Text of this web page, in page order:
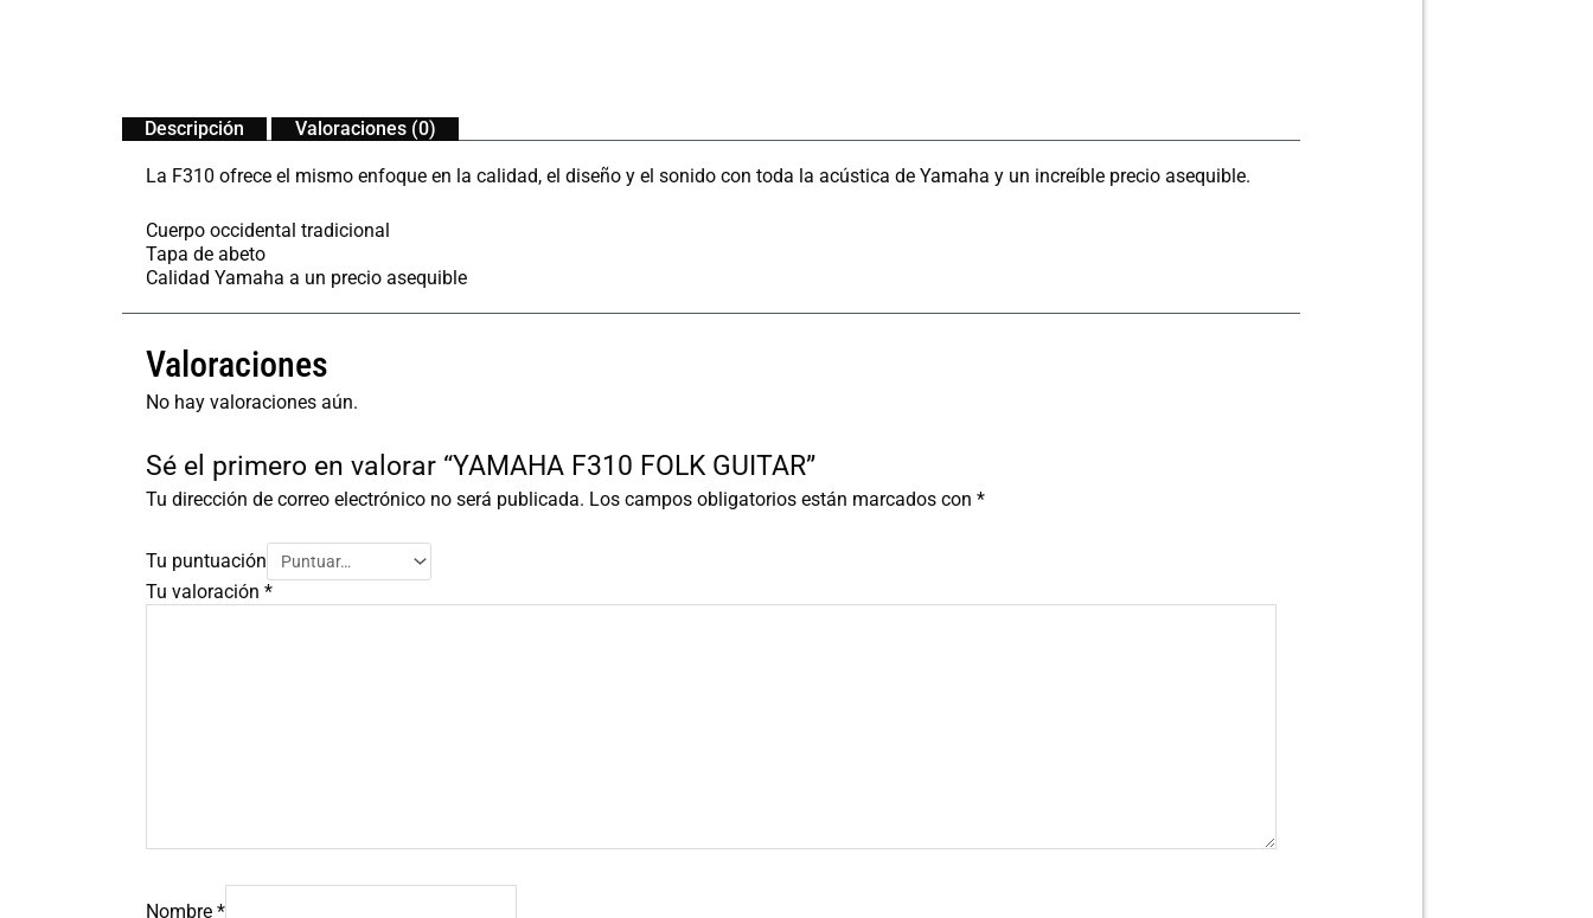
Descripción Valoraciones (0)
La F310 ofrece el mismo enfoque en la calidad, el diseño y el sonido con toda la acústica de Yamaha y un increíble precio asequible.
Cuerpo occidental tradicional
Tapa de abeto
Calidad Yamaha a un precio asequible
Valoraciones
No hay valoraciones aún.
Sé el primero en valorar “YAMAHA F310 FOLK GUITAR”
Tu dirección de correo electrónico no será publicada. Los campos obligatorios están marcados con *
Tu puntuación
Tu valoración *
Nombre *